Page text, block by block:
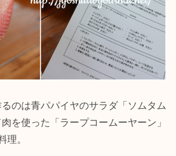
のは青パパイヤのサラダ「ソムタム
を使った「ラープコームーヤーン」
理。